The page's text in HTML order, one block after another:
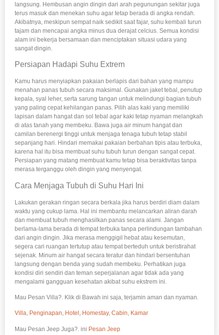
langsung. Hembusan angin dingin dari arah pegunungan sekitar juga
terus masuk dan menekan suhu agar tetap berada di angka rendah.
Akibatnya, meskipun sempat naik sedikit saat fajar, suhu kembali turun
tajam dan mencapai angka minus dua derajat celcius. Semua kondisi
alam ini bekerja bersamaan dan menciptakan situasi udara yang
sangat dingin.
Persiapan Hadapi Suhu Extrem
Kamu harus menyiapkan pakaian berlapis dari bahan yang mampu
menahan panas tubuh secara maksimal. Gunakan jaket tebal, penutup
kepala, syal leher, serta sarung tangan untuk melindungi bagian tubuh
yang paling cepat kehilangan panas. Pilih alas kaki yang memiliki
lapisan dalam hangat dan sol tebal agar kaki tetap nyaman melangkah
di atas tanah yang membeku. Bawa juga air minum hangat dan
camilan berenergi tinggi untuk menjaga tenaga tubuh tetap stabil
sepanjang hari. Hindari memakai pakaian berbahan tipis atau terbuka,
karena hal itu bisa membuat suhu tubuh turun dengan sangat cepat.
Persiapan yang matang membuat kamu tetap bisa beraktivitas tanpa
merasa terganggu oleh dingin yang menyengat.
Cara Menjaga Tubuh di Suhu Hari Ini
Lakukan gerakan ringan secara berkala jika harus berdiri diam dalam
waktu yang cukup lama. Hal ini membantu melancarkan aliran darah
dan membuat tubuh menghasilkan panas secara alami. Jangan
berlama-lama berada di tempat terbuka tanpa perlindungan tambahan
dari angin dingin. Jika merasa menggigil hebat atau kesemutan,
segera cari ruangan tertutup atau tempat berteduh untuk beristirahat
sejenak. Minum air hangat secara teratur dan hindari bersentuhan
langsung dengan benda yang sudah membeku. Perhatikan juga
kondisi diri sendiri dan teman seperjalanan agar tidak ada yang
mengalami gangguan kesehatan akibat suhu ekstrem ini.
Mau Pesan Villa?. Klik di Bawah ini saja, terjamin aman dan nyaman.
Villa, Penginapan, Hotel , Homestay, Cabin, Kamar
Mau Pesan Jeep Juga?. ini Pesan Jeep